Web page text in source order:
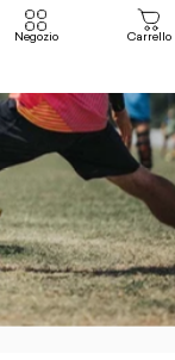
Negozio Carrello